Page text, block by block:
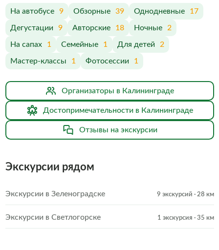
На автобусе 9 Обзорные 39 Однодневные 17
Дегустации 9 Авторские 18 Ночные 2
На сапах 1 Семейные 1 Для детей 2
Мастер-классы 1 Фотосессии 1
Организаторы в Калининграде
Достопримечательности в Калининграде
Отзывы на экскурсии
Экскурсии рядом
Экскурсии в Зеленоградске 9 экскурсий · 28 км
Экскурсии в Светлогорске 1 экскурсия · 35 км